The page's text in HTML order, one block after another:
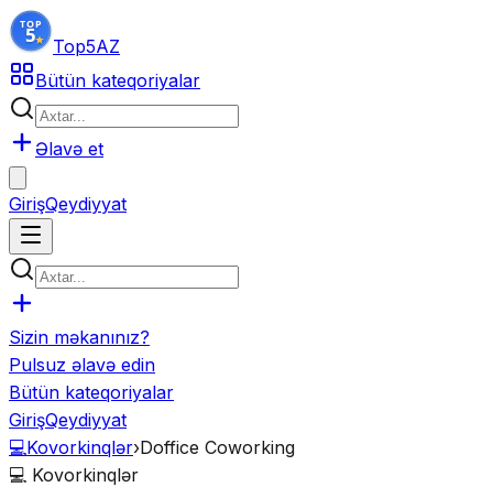
Top5AZ
Bütün kateqoriyalar
Əlavə et
GirişQeydiyyat
Sizin məkanınız?
Pulsuz əlavə edin
Bütün kateqoriyalar
GirişQeydiyyat
💻Kovorkinqlər›Doffice Coworking
💻 Kovorkinqlər